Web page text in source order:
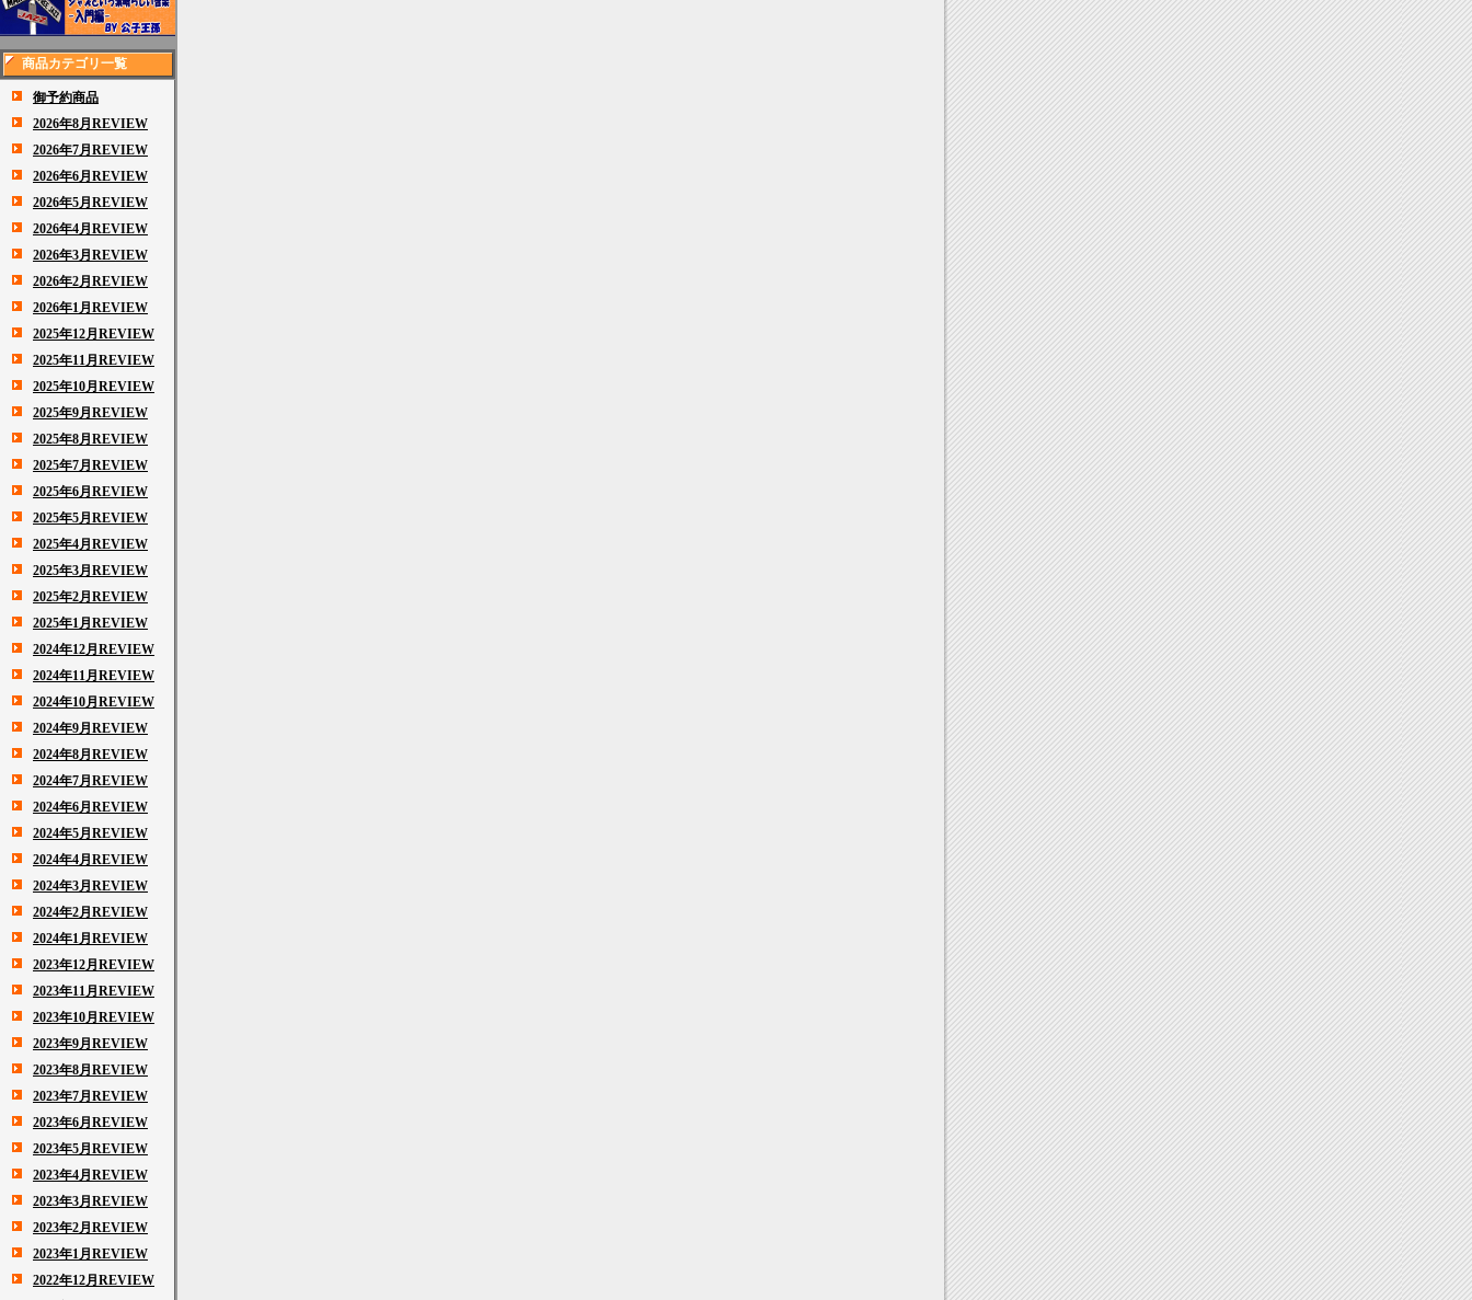
商品カテゴリ一覧
御予約商品
2026年8月REVIEW
2026年7月REVIEW
2026年6月REVIEW
2026年5月REVIEW
2026年4月REVIEW
2026年3月REVIEW
2026年2月REVIEW
2026年1月REVIEW
2025年12月REVIEW
2025年11月REVIEW
2025年10月REVIEW
2025年9月REVIEW
2025年8月REVIEW
2025年7月REVIEW
2025年6月REVIEW
2025年5月REVIEW
2025年4月REVIEW
2025年3月REVIEW
2025年2月REVIEW
2025年1月REVIEW
2024年12月REVIEW
2024年11月REVIEW
2024年10月REVIEW
2024年9月REVIEW
2024年8月REVIEW
2024年7月REVIEW
2024年6月REVIEW
2024年5月REVIEW
2024年4月REVIEW
2024年3月REVIEW
2024年2月REVIEW
2024年1月REVIEW
2023年12月REVIEW
2023年11月REVIEW
2023年10月REVIEW
2023年9月REVIEW
2023年8月REVIEW
2023年7月REVIEW
2023年6月REVIEW
2023年5月REVIEW
2023年4月REVIEW
2023年3月REVIEW
2023年2月REVIEW
2023年1月REVIEW
2022年12月REVIEW